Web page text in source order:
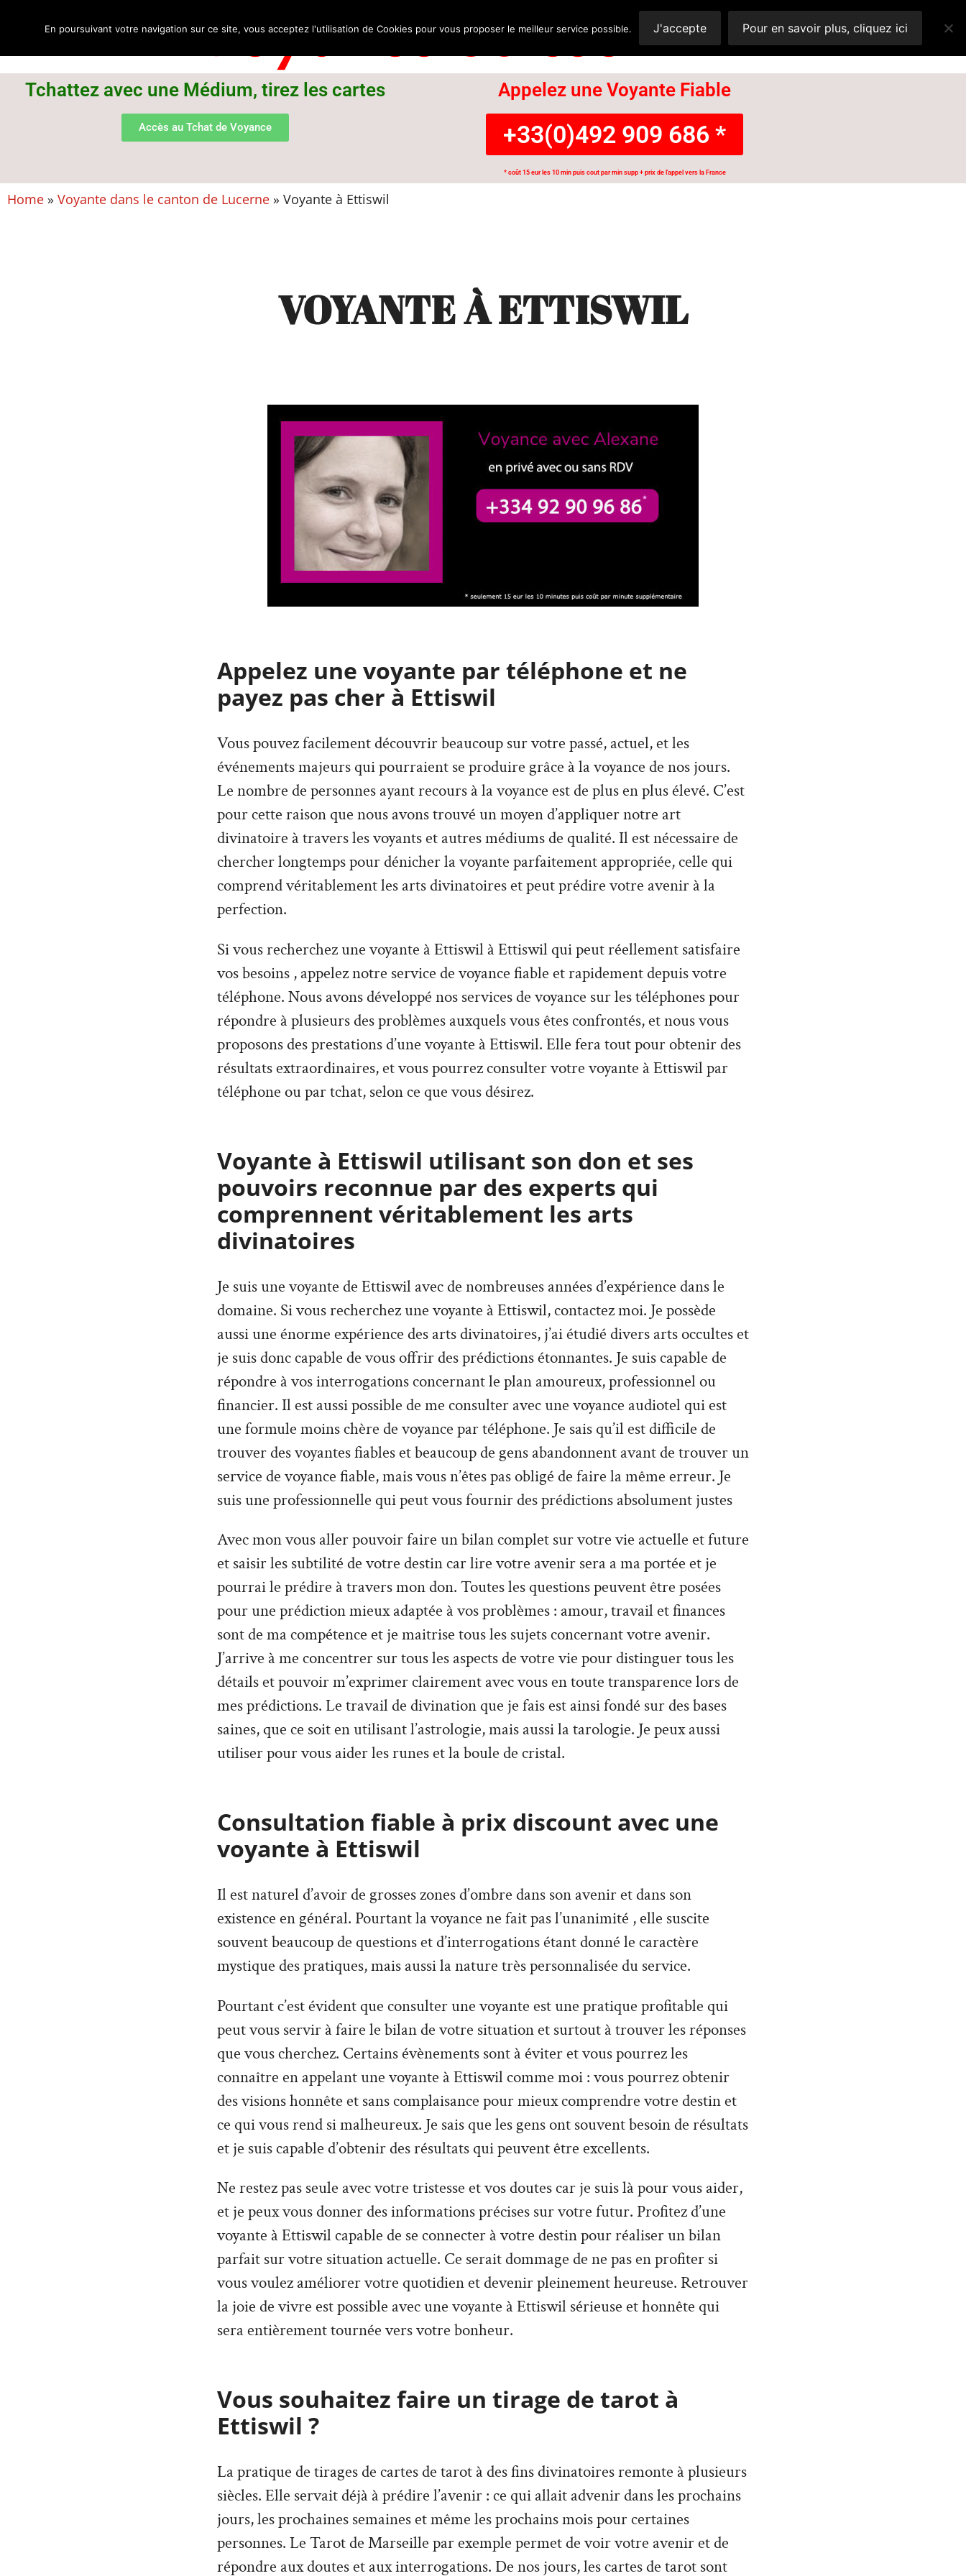
Voyance Suisse
Tchattez avec une Médium, tirez les cartes
Accès au Tchat de Voyance
Appelez une Voyante Fiable
+33(0)492 909 686 *
* coût 15 eur les 10 min puis cout par min supp + prix de l'appel vers la France
Home » Voyante dans le canton de Lucerne » Voyante à Ettiswil
VOYANTE À ETTISWIL
Appelez une voyante par téléphone et ne
payez pas cher à Ettiswil
Vous pouvez facilement découvrir beaucoup sur votre passé, actuel, et les
événements majeurs qui pourraient se produire grâce à la voyance de nos jours.
Le nombre de personnes ayant recours à la voyance est de plus en plus élevé. C’est
pour cette raison que nous avons trouvé un moyen d’appliquer notre art
divinatoire à travers les voyants et autres médiums de qualité. Il est nécessaire de
chercher longtemps pour dénicher la voyante parfaitement appropriée, celle qui
comprend véritablement les arts divinatoires et peut prédire votre avenir à la
perfection.
Si vous recherchez une voyante à Ettiswil à Ettiswil qui peut réellement satisfaire
vos besoins , appelez notre service de voyance fiable et rapidement depuis votre
téléphone. Nous avons développé nos services de voyance sur les téléphones pour
répondre à plusieurs des problèmes auxquels vous êtes confrontés, et nous vous
proposons des prestations d’une voyante à Ettiswil. Elle fera tout pour obtenir des
résultats extraordinaires, et vous pourrez consulter votre voyante à Ettiswil par
téléphone ou par tchat, selon ce que vous désirez.
Voyante à Ettiswil utilisant son don et ses
pouvoirs reconnue par des experts qui
comprennent véritablement les arts
divinatoires
Je suis une voyante de Ettiswil avec de nombreuses années d’expérience dans le
domaine. Si vous recherchez une voyante à Ettiswil, contactez moi. Je possède
aussi une énorme expérience des arts divinatoires, j’ai étudié divers arts occultes et
je suis donc capable de vous offrir des prédictions étonnantes. Je suis capable de
répondre à vos interrogations concernant le plan amoureux, professionnel ou
financier. Il est aussi possible de me consulter avec une voyance audiotel qui est
une formule moins chère de voyance par téléphone. Je sais qu’il est difficile de
trouver des voyantes fiables et beaucoup de gens abandonnent avant de trouver un
service de voyance fiable, mais vous n’êtes pas obligé de faire la même erreur. Je
suis une professionnelle qui peut vous fournir des prédictions absolument justes
Avec mon vous aller pouvoir faire un bilan complet sur votre vie actuelle et future
et saisir les subtilité de votre destin car lire votre avenir sera a ma portée et je
pourrai le prédire à travers mon don. Toutes les questions peuvent être posées
pour une prédiction mieux adaptée à vos problèmes : amour, travail et finances
sont de ma compétence et je maitrise tous les sujets concernant votre avenir.
J’arrive à me concentrer sur tous les aspects de votre vie pour distinguer tous les
détails et pouvoir m’exprimer clairement avec vous en toute transparence lors de
mes prédictions. Le travail de divination que je fais est ainsi fondé sur des bases
saines, que ce soit en utilisant l’astrologie, mais aussi la tarologie. Je peux aussi
utiliser pour vous aider les runes et la boule de cristal.
Consultation fiable à prix discount avec une
voyante à Ettiswil
Il est naturel d’avoir de grosses zones d’ombre dans son avenir et dans son
existence en général. Pourtant la voyance ne fait pas l’unanimité , elle suscite
souvent beaucoup de questions et d’interrogations étant donné le caractère
mystique des pratiques, mais aussi la nature très personnalisée du service.
Pourtant c’est évident que consulter une voyante est une pratique profitable qui
peut vous servir à faire le bilan de votre situation et surtout à trouver les réponses
que vous cherchez. Certains évènements sont à éviter et vous pourrez les
connaître en appelant une voyante à Ettiswil comme moi : vous pourrez obtenir
des visions honnête et sans complaisance pour mieux comprendre votre destin et
ce qui vous rend si malheureux. Je sais que les gens ont souvent besoin de résultats
et je suis capable d’obtenir des résultats qui peuvent être excellents.
Ne restez pas seule avec votre tristesse et vos doutes car je suis là pour vous aider,
et je peux vous donner des informations précises sur votre futur. Profitez d’une
voyante à Ettiswil capable de se connecter à votre destin pour réaliser un bilan
parfait sur votre situation actuelle. Ce serait dommage de ne pas en profiter si
vous voulez améliorer votre quotidien et devenir pleinement heureuse. Retrouver
la joie de vivre est possible avec une voyante à Ettiswil sérieuse et honnête qui
sera entièrement tournée vers votre bonheur.
Vous souhaitez faire un tirage de tarot à
Ettiswil ?
La pratique de tirages de cartes de tarot à des fins divinatoires remonte à plusieurs
siècles. Elle servait déjà à prédire l’avenir : ce qui allait advenir dans les prochains
jours, les prochaines semaines et même les prochains mois pour certaines
personnes. Le Tarot de Marseille par exemple permet de voir votre avenir et de
répondre aux doutes et aux interrogations. De nos jours, les cartes de tarot sont
En poursuivant votre navigation sur ce site, vous acceptez l'utilisation de Cookies pour vous proposer le meilleur service possible. J'accepte Pour en savoir plus, cliquez ici